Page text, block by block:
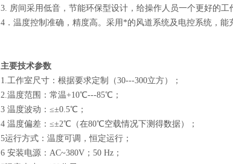
3. 房间采用低音，节能环保型设计，给操作人员一个更好的工
4．温度控制准确，精度高。采用*的风道系统及电控系统，能
主要技术参数
1.工作室尺寸：根据要求定制（30---300立方）；
2.温度范围：常温+10℃---85℃；
3 温度波动：≤±0.5℃；
4 温度偏差：≤±2℃（在80℃空载情况下测得数据）；
5运行方式：温度可调，恒定运行；
6 安装电源：AC~380V；50 Hz；